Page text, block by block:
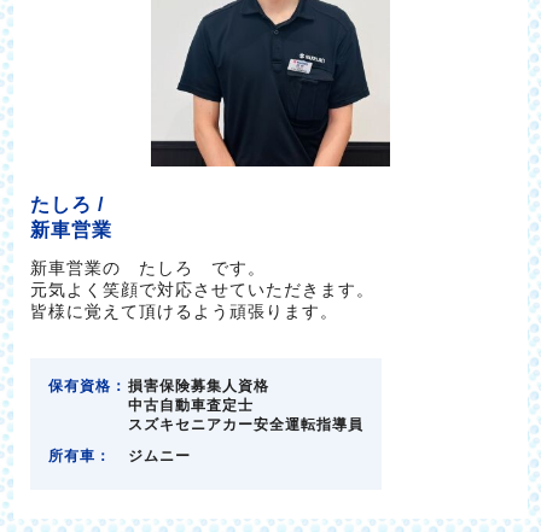
たしろ /
新車営業
新車営業の たしろ です。
元気よく笑顔で対応させていただきます。
皆様に覚えて頂けるよう頑張ります。
保有資格： 損害保険募集人資格
中古自動車査定士
スズキセニアカー安全運転指導員
所有車：
ジムニー